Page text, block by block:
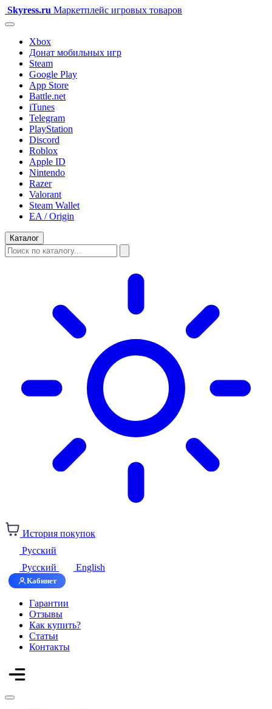
Skyress.ru Маркетплейс игровых товаров
Xbox
Донат мобильных игр
Steam
Google Play
App Store
Battle.net
iTunes
Telegram
PlayStation
Discord
Roblox
Apple ID
Nintendo
Razer
Valorant
Steam Wallet
EA / Origin
Каталог
История покупок
Русский
Русский
English
Кабинет
Гарантии
Отзывы
Как купить?
Статьи
Контакты